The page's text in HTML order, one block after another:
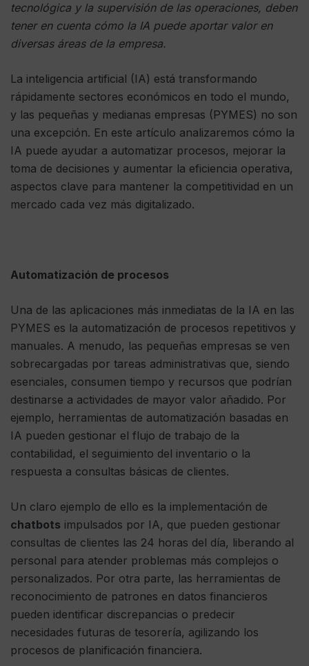
tecnológica y la supervisión de las operaciones, deben
tener en cuenta cómo la IA puede aportar valor en
diversas áreas de la empresa.
La inteligencia artificial (IA) está transformando
rápidamente sectores económicos en todo el mundo,
y las pequeñas y medianas empresas (PYMES) no son
una excepción. En este artículo analizaremos cómo la
IA puede ayudar a automatizar procesos, mejorar la
toma de decisiones y aumentar la eficiencia operativa,
aspectos clave para mantener la competitividad en un
mercado cada vez más digitalizado.
Automatización de procesos
Una de las aplicaciones más inmediatas de la IA en las
PYMES es la automatización de procesos repetitivos y
manuales. A menudo, las pequeñas empresas se ven
sobrecargadas por tareas administrativas que, siendo
esenciales, consumen tiempo y recursos que podrían
destinarse a actividades de mayor valor añadido. Por
ejemplo, herramientas de automatización basadas en
IA pueden gestionar el flujo de trabajo de la
contabilidad, el seguimiento del inventario o la
respuesta a consultas básicas de clientes.
Un claro ejemplo de ello es la implementación de
chatbots impulsados ​​por IA, que pueden gestionar
consultas de clientes las 24 horas del día, liberando al
personal para atender problemas más complejos o
personalizados. Por otra parte, las herramientas de
reconocimiento de patrones en datos financieros
pueden identificar discrepancias o predecir
necesidades futuras de tesorería, agilizando los
procesos de planificación financiera.